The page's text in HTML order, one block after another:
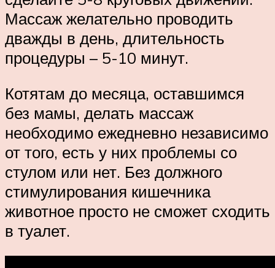
Массаж желательно проводить
дважды в день, длительность
процедуры – 5-10 минут.
Котятам до месяца, оставшимся
без мамы, делать массаж
необходимо ежедневно независимо
от того, есть у них проблемы со
стулом или нет. Без должного
стимулирования кишечника
животное просто не сможет сходить
в туалет.